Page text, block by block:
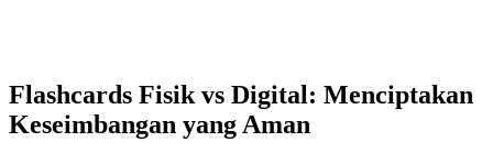
Flashcards Fisik vs Digital: Menciptakan
Keseimbangan yang Aman